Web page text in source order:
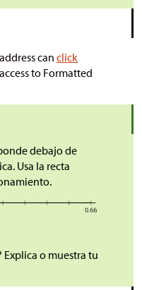
can click
to Formatted
debajo de
Usa la recta
Explica o muestra tu